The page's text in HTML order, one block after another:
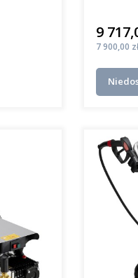
Cena
9
Cena
7 900,00 zł